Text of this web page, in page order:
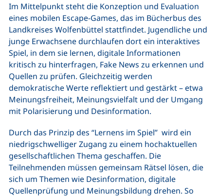
Im Mittelpunkt steht die Konzeption und Evaluation
eines mobilen Escape‑Games, das im Bücherbus des
Landkreises Wolfenbüttel stattfindet. Jugendliche und
junge Erwachsene durchlaufen dort ein interaktives
Spiel, in dem sie lernen, digitale Informationen
kritisch zu hinterfragen, Fake News zu erkennen und
Quellen zu prüfen. Gleichzeitig werden
demokratische Werte reflektiert und gestärkt – etwa
Meinungsfreiheit, Meinungsvielfalt und der Umgang
mit Polarisierung und Desinformation.
Durch das Prinzip des “Lernens im Spiel” wird ein
niedrigschwelliger Zugang zu einem hochaktuellen
gesellschaftlichen Thema geschaffen. Die
Teilnehmenden müssen gemeinsam Rätsel lösen, die
sich um Themen wie Desinformation, digitale
Quellenprüfung und Meinungsbildung drehen. So